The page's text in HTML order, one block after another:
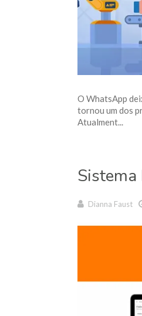
O WhatsApp
tornou um dos
Atualment...
Dianna Faust